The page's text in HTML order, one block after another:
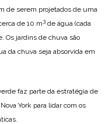
de serem projetados de uma
de 10 m 3 de água (cada
Os jardins de chuva são
da chuva seja absorvida em
faz parte da estratégia de
York para lidar com os